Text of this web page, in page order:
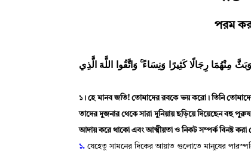
পরম
رِجَالًا كَثِيرًا وَنِسَاءً ۚ وَاتَّقُوا اللَّهَ الَّذِي
১। হে মানব জতি! তোমাদের রবকে ভয় করো।তিনি
তাদের দুজনার থেকে সারা দুনিয়ায় ছড়িয়ে দিয়েছেন বহু পুরুষ
আদায় করে থাকো এবং আত্মীয়তা ও নিকট সম্পর্ক বিনষ্ট করা
১. যেহেতু সামনের দিকের আয়াত গুলোতে মানুষের